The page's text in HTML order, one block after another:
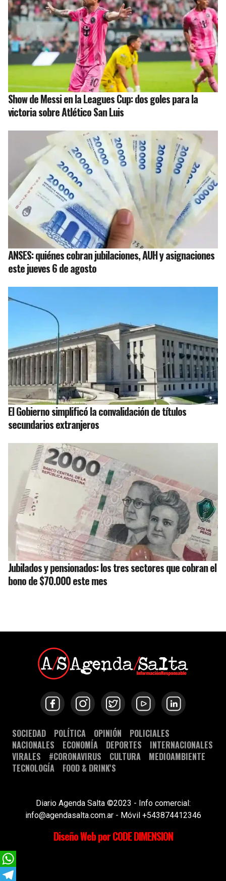
Show de Messi en la Leagues Cup: dos goles para la
victoria sobre Atlético San Luis
ANSES: quiénes cobran jubilaciones, AUH y asignaciones
este jueves 6 de agosto
El Gobierno simplificó la convalidación de títulos
secundarios extranjeros
Jubilados y pensionados: los tres sectores que cobran el
bono de $70.000 este mes
SOCIEDAD POLÍTICA OPINIÓN
POLICIALES
NACIONALES
ECONOMÍA DEPORTES
INTERNACIONALES
VIRALES
#CORONAVIRUS CULTURA
MEDIOAMBIENTE
TECNOLOGÍA
FOOD & DRINK'S
Diario Agenda Salta ©2023 - Info comercial:
info@agendasalta.com.ar - Móvil +543874412346
Diseño Web por CODE DIMENSION
WhatsApp